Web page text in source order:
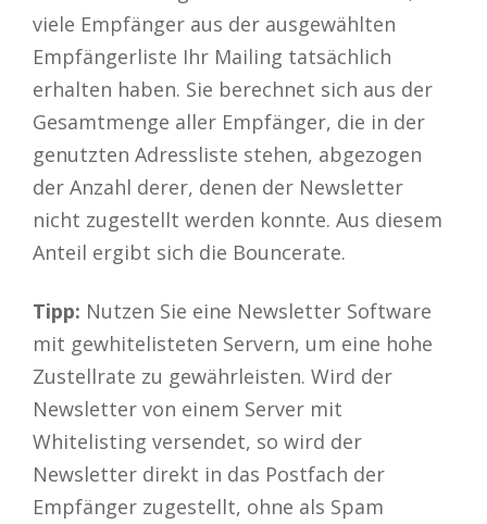
viele Empfänger aus der ausgewählten
Empfängerliste Ihr Mailing tatsächlich
erhalten haben. Sie berechnet sich aus der
Gesamtmenge aller Empfänger, die in der
genutzten Adressliste stehen, abgezogen
der Anzahl derer, denen der Newsletter
nicht zugestellt werden konnte. Aus diesem
Anteil ergibt sich die Bouncerate.
Tipp: Nutzen Sie eine Newsletter Software
mit gewhitelisteten Servern, um eine hohe
Zustellrate zu gewährleisten. Wird der
Newsletter von einem Server mit
Whitelisting versendet, so wird der
Newsletter direkt in das Postfach der
Empfänger zugestellt, ohne als Spam